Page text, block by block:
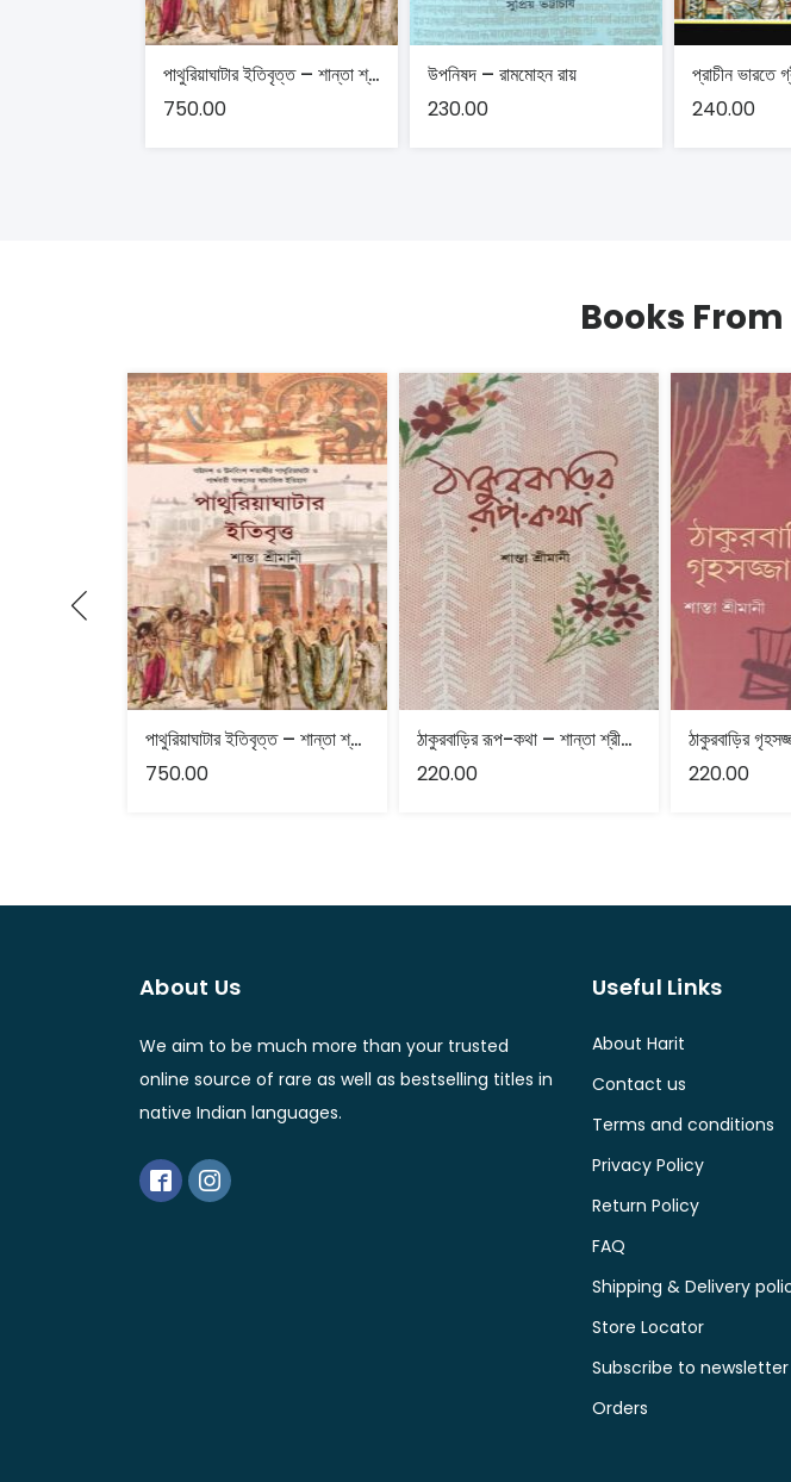
পাথুরিয়াঘাটার ইতিবৃত্ত – শান্তা শ্রীমানী
750.00
উপনিষদ – রামমোহন রায়
230.00
240.00
Books
পাথুরিয়াঘাটার ইতিবৃত্ত – শান্তা শ্রীমানী
750.00
ঠাকুরবাড়ির রূপ-কথা – শান্তা শ্রীমানী
220.00
ঠাকুরবাড়ির
220.00
About Us
We aim to be much more than your trusted
online source of rare as well as bestselling titles in
native Indian languages.
Useful Links
About Harit
Contact us
Terms and conditions
Privacy Policy
Return Policy
FAQ
Shipping & Delivery
Store Locator
Subscribe to newsletter
Orders